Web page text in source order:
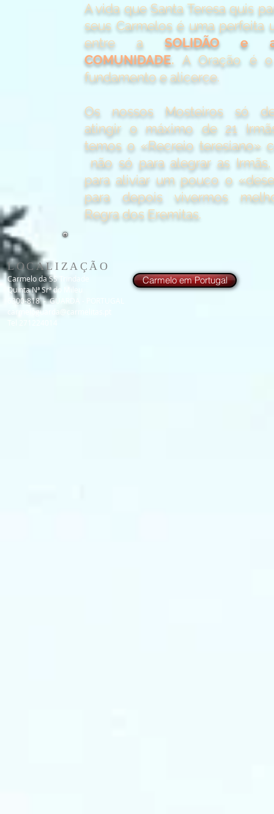
A vida que Santa Teresa quis
seus Carmelos é uma perfeita
entre a SOLIDÃO
COMUNIDADE.A Oração é
fundamento e alicerce.
Os nossos Mosteiros só
atingir o máximo de 21
temos o «Recreio teresiano»
não só para alegrar as
para aliviar um pouco o
para depois vivermos
Regra dos Eremitas.
LOCALIZAÇÃO
Carmelo da SS Trindade
Quinta Nª Srª do Mileu
6300-818 - GUARDA - PORTUGAL
carmeloguarda@carmelitas.pt
Carmelo em Portugal